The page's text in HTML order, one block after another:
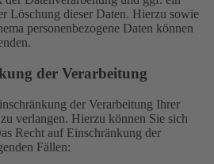
Löschung dieser Daten. Hierzu sowie
personenbezogene Daten können
der Verarbeitung
der Verarbeitung Ihrer
verlangen. Hierzu können Sie sich
Recht auf Einschränkung der
Fällen: